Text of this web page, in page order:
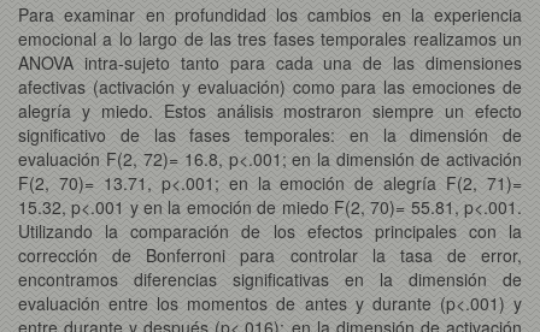
Para examinar en profundidad los cambios en la experiencia
emocional a lo largo de las tres fases temporales realizamos un
ANOVA intra-sujeto tanto para cada una de las dimensiones
afectivas (activación y evaluación) como para las emociones de
alegría y miedo. Estos análisis mostraron siempre un efecto
significativo de las fases temporales: en la dimensión de
evaluación F(2, 72)= 16.8, p<.001; en la dimensión de activación
F(2, 70)= 13.71, p<.001; en la emoción de alegría F(2, 71)=
15.32, p<.001 y en la emoción de miedo F(2, 70)= 55.81, p<.001.
Utilizando la comparación de los efectos principales con la
corrección de Bonferroni para controlar la tasa de error,
encontramos diferencias significativas en la dimensión de
evaluación entre los momentos de antes y durante (p<.001) y
entre durante y después (p<.016); en la dimensión de activación